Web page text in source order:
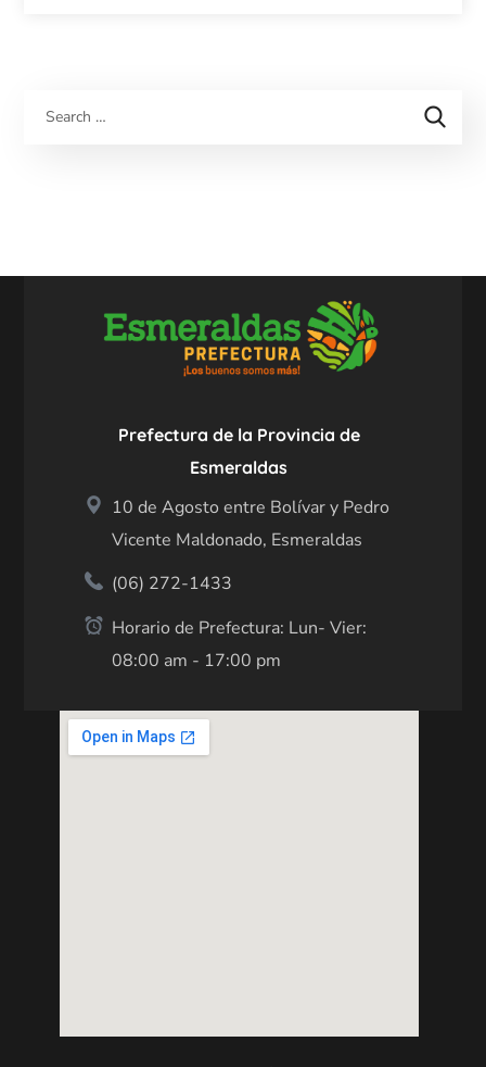
Prefectura de la Provincia de
Esmeraldas
10 de Agosto entre Bolívar y Pedro
Vicente Maldonado, Esmeraldas
(06) 272-1433
Horario de Prefectura: Lun- Vier:
08:00 am - 17:00 pm